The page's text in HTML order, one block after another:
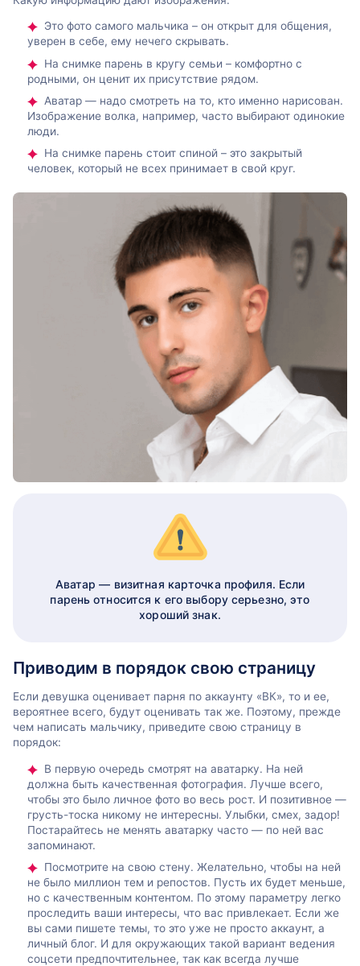
Это фото самого мальчика – он открыт для общения,
уверен в себе, ему нечего скрывать.
На снимке парень в кругу семьи – комфортно с
родными, он ценит их присутствие рядом.
Аватар — надо смотреть на то, кто именно нарисован.
Изображение волка, например, часто выбирают одинокие
люди.
На снимке парень стоит спиной – это закрытый
человек, который не всех принимает в свой круг.
Аватар — визитная карточка профиля. Если
парень относится к его выбору серьезно, это
хороший знак.
Приводим в порядок свою страницу
Если девушка оценивает парня по аккаунту «ВК», то и ее,
вероятнее всего, будут оценивать так же. Поэтому, прежде
чем написать мальчику, приведите свою страницу в
порядок:
В первую очередь смотрят на аватарку. На ней
должна быть качественная фотография. Лучше всего,
чтобы это было личное фото во весь рост. И позитивное —
грусть-тоска никому не интересны. Улыбки, смех, задор!
Постарайтесь не менять аватарку часто — по ней вас
запоминают.
Посмотрите на свою стену. Желательно, чтобы на ней
не было миллион тем и репостов. Пусть их будет меньше,
но с качественным контентом. По этому параметру легко
проследить ваши интересы, что вас привлекает. Если же
вы сами пишете темы, то это уже не просто аккаунт, а
личный блог. И для окружающих такой вариант ведения
соцсети предпочтительнее, так как всегда лучше